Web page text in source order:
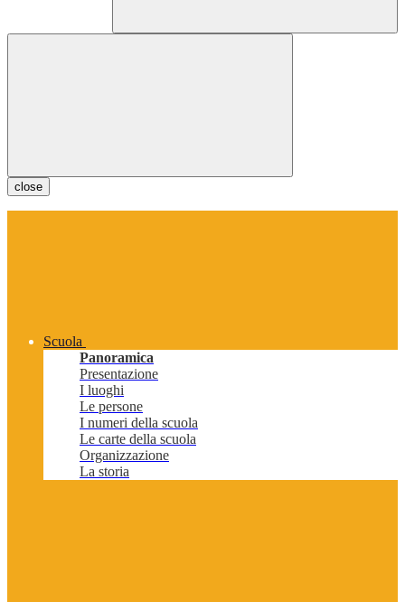
close
Scuola
Panoramica
Presentazione
I luoghi
Le persone
I numeri della scuola
Le carte della scuola
Organizzazione
La storia